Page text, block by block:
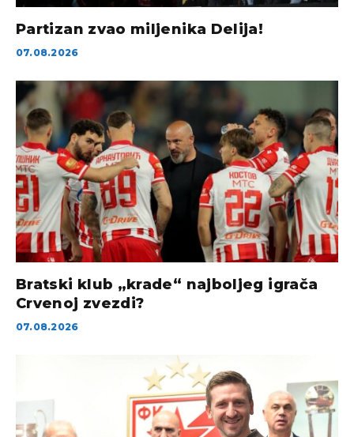
Partizan zvao miljenika Delija!
07.08.2026
Bratski klub „krade“ najboljeg igrača
Crvenoj zvezdi?
07.08.2026